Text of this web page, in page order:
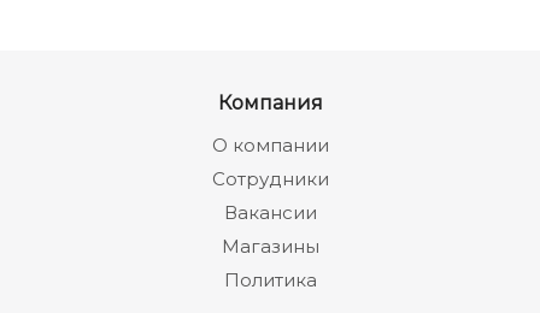
Компания
О компании
Сотрудники
Вакансии
Магазины
Политика